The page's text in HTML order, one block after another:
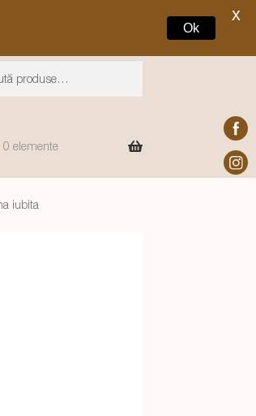
0 elemente
iubita
Ok
X